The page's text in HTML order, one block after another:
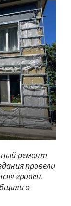
ремонт
провели
гривен.
о